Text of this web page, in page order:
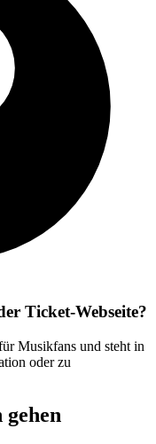
Ticket-Webseite?
Musikfans und steht in
oder zu
gehen